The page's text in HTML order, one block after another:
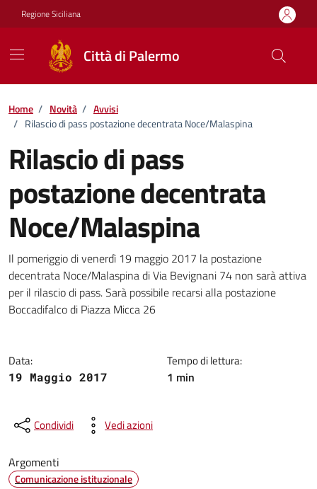
Vai ai contenuti
Vai al footer
Regione Siciliana
Città di Palermo
Home / Novità / Avvisi
/ Rilascio di pass postazione decentrata Noce/Malaspina
Rilascio di pass
postazione decentrata
Noce/Malaspina
Dettagli della notizia
Il pomeriggio di venerdì 19 maggio 2017 la postazione
decentrata Noce/Malaspina di Via Bevignani 74 non sarà attiva
per il rilascio di pass. Sarà possibile recarsi alla postazione
Boccadifalco di Piazza Micca 26
Data:
19 Maggio 2017
Tempo di lettura:
1 min
Condividi Vedi azioni
Argomenti
Comunicazione istituzionale